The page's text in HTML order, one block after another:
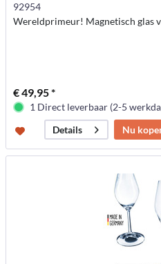
92954
Wereldprimeur! Magnetisch glas
€ 49,95 *
1 Direct leverbaar (2-5
Details
Nu